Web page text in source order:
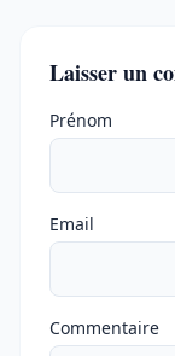
Laisser un
Ne pas remplir
Prénom
Email
Commentaire